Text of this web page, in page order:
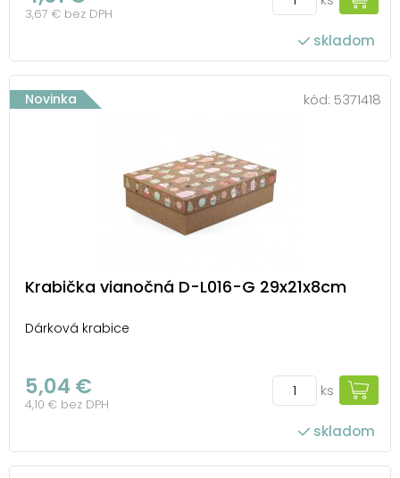
3,67 € bez DPH
skladom
Novinka kód: 5371418
Krabička vianočná D-L016-G 29x21x8cm
Dárková krabice
5,04 €
4,10 € bez DPH
ks
skladom